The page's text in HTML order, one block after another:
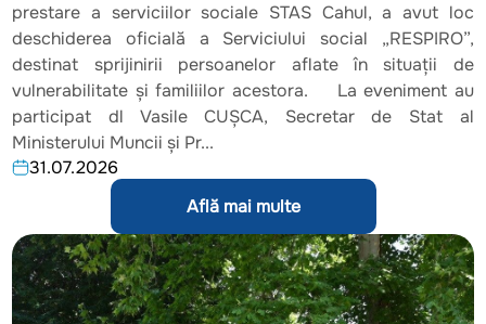
prestare a serviciilor sociale STAS Cahul, a avut loc
deschiderea oficială a Serviciului social „RESPIRO”,
destinat sprijinirii persoanelor aflate în situații de
vulnerabilitate și familiilor acestora. La eveniment au
participat dl Vasile CUȘCA, Secretar de Stat al
Ministerului Muncii și Pr...
31.07.2026
Află mai multe